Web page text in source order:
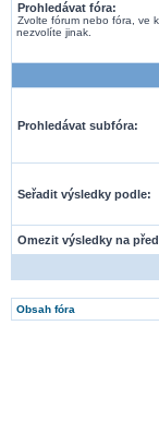
Prohledávat fóra:
Zvolte fórum nebo fóra, ve
nezvolíte jinak.
Prohledávat subfóra:
Seřadit výsledky podle:
Omezit výsledky na
Obsah fóra